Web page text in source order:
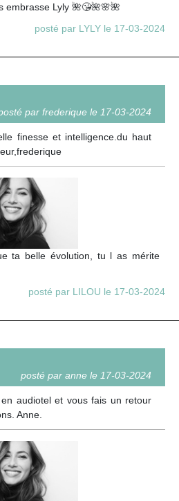
embrasse Lyly 🌺😘🌺🌸🌺
posté par LYLY le 17-03-2024
par frederique le 17-03-2024
finesse et intelligence.du haut
ta belle évolution, tu l as mérite
posté par LILOU le 17-03-2024
posté par anne le 17-03-2024
audiotel et vous fais un retour
Anne.